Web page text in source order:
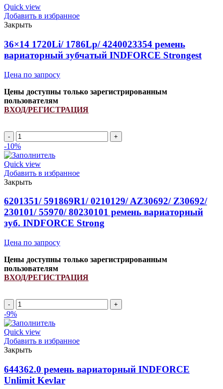
2485Li/
2600Lp
(PCM
6201246)
ремень
вариаторный
зубчатый
Strongest
Quick view
Добавить в избранное
Закрыть
36×14 1720Li/ 1786Lp/ 4240023354 ремень
вариаторный зубчатый INDFORCE Strongest
Цена по запросу
Цены доступны только зарегистрированным
пользователям
ВХОД/РЕГИСТРАЦИЯ
Количество
товара
36x14
1720Li/
1786Lp/
4240023354
ремень
вариаторный
зубчатый
INDFORCE
Strongest
-10%
Quick view
Добавить в избранное
Закрыть
6201351/ 591869R1/ 0210129/ AZ30692/ Z30692/
230101/ 55970/ 80230101 ремень вариаторный
зуб. INDFORCE Strong
Цена по запросу
Цены доступны только зарегистрированным
пользователям
ВХОД/РЕГИСТРАЦИЯ
Количество
товара
6201351/
591869R1/
0210129/
AZ30692/
Z30692/
230101/
55970/
80230101
-9%
Quick view
Добавить в избранное
Закрыть
644362.0 ремень вариаторный INDFORCE
Unlimit Kevlar